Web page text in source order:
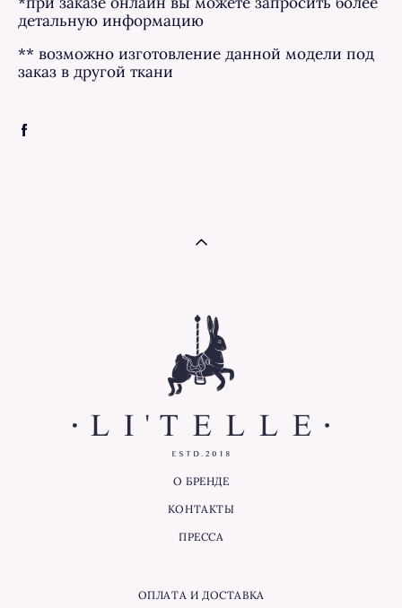
детальную информацию
** возможно изготовление данной модели под
заказ в другой ткани
О БРЕНДЕ
КОНТАКТЫ
ПРЕССА
ОПЛАТА И ДОСТАВКА